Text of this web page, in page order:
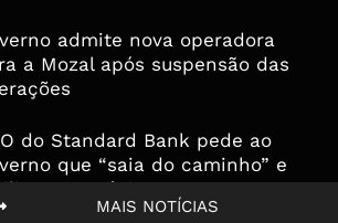
MAIS NOTÍCIAS
admite nova operadora
a Mozal após suspensão das
do Standard Bank pede ao
que “saia do caminho” e
os negócios